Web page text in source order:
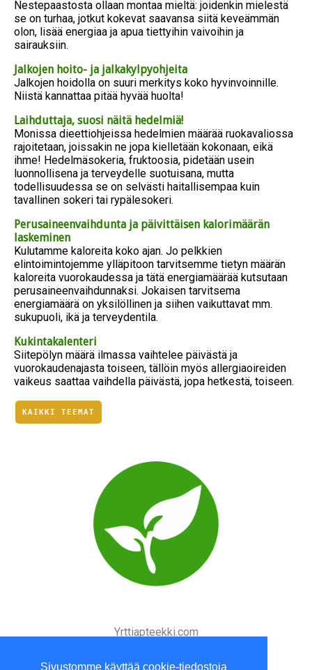
Sivustomme käyttää cookie-tiedostoja
Nestepaastosta ollaan montaa mieltä: joidenkin mielestä
se on turhaa, jotkut kokevat saavansa siitä keveämmän
olon, lisää energiaa ja apua tiettyihin vaivoihin ja
sairauksiin.
Jalkojen hoito- ja jalkakylpyohjeita
Jalkojen hoidolla on suuri merkitys koko hyvinvoinnille.
Niistä kannattaa pitää hyvää huolta!
Laihduttaja, suosi näitä hedelmiä!
Monissa dieettiohjeissa hedelmien määrää ruokavaliossa
rajoitetaan, joissakin ne jopa kielletään kokonaan, eikä
ihme! Hedelmäsokeria, fruktoosia, pidetään usein
luonnollisena ja terveydelle suotuisana, mutta
todellisuudessa se on selvästi haitallisempaa kuin
tavallinen sokeri tai rypälesokeri.
Perusaineenvaihdunta ja päivittäisen kalorimäärän
laskeminen
Kulutamme kaloreita koko ajan. Jo pelkkien
elintoimintojemme ylläpitoon tarvitsemme tietyn määrän
kaloreita vuorokaudessa ja tätä energiamäärää kutsutaan
perusaineenvaihdunnaksi. Jokaisen tarvitsema
energiamäärä on yksilöllinen ja siihen vaikuttavat mm.
sukupuoli, ikä ja terveydentila.
Kukintakalenteri
Siitepölyn määrä ilmassa vaihtelee päivästä ja
vuorokaudenajasta toiseen, tällöin myös allergiaoireiden
vaikeus saattaa vaihdella päivästä, jopa hetkestä, toiseen.
KAIKKI TEEMAT
Yrttiapteekki.com